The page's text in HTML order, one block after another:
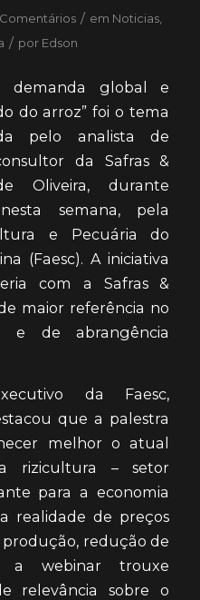
/ em Noticias,
/ por Edson
demanda global e
do arroz” foi o tema
pelo analista de
da Safras &
Oliveira, durante
semana, pela
e Pecuária do
(Faesc). A iniciativa
com a Safras &
maior referência no
e de abrangência
da Faesc,
que a palestra
melhor o atual
rizicultura – setor
para a economia
realidade de preços
produção, redução de
a webinar trouxe
relevância sobre o